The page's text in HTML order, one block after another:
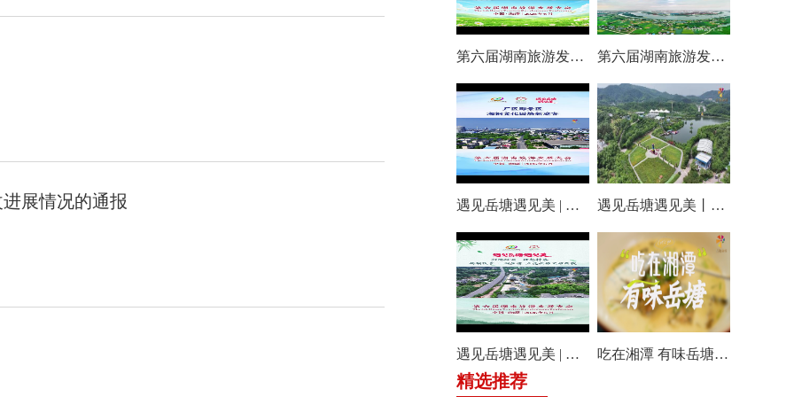
展情况的通报
第六届湖南旅游发展大会丨仰天湖国际休闲旅游度假区17个游玩项目全线开放嗨翻一夏 第六届湖南旅游发展大会丨阿莲潭宝带你云游岳塘
遇见岳塘遇见美 | 厂区即景区，湘钢文化园焕新迎客！ 遇见岳塘遇见美丨盘龙大观园提质焕新迎八方客
遇见岳塘遇见美 | 归隐松涧·理想村落：两期筑景 一涧生香 点亮岳塘文旅新貌 吃在湘潭 有味岳塘丨云盘山下：匠心守本味 小院忆乡愁
精选推荐